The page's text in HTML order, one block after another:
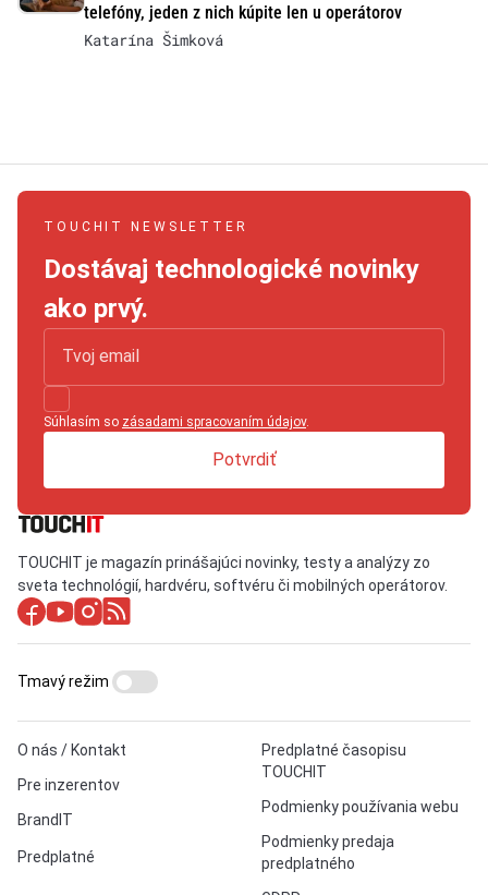
telefóny, jeden z nich kúpite len u operátorov
Katarína Šimková
TOUCHIT NEWSLETTER
Dostávaj technologické novinky
ako prvý.
Súhlasím so zásadami spracovaním údajov.
Potvrdiť
TOUCHIT je magazín prinášajúci novinky, testy a analýzy zo
sveta technológií, hardvéru, softvéru či mobilných operátorov.
O nás / Kontakt
Pre inzerentov
BrandIT
Predplatné
Predplatné časopisu
TOUCHIT
Podmienky používania webu
Podmienky predaja
predplatného
Tmavý režim